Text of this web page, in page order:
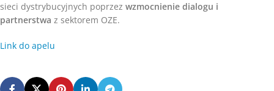
sieci dystrybucyjnych poprzez wzmocnienie dialogu i
partnerstwa z sektorem OZE.
Link do apelu